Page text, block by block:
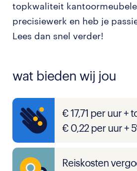
topkwaliteit
precisiewerk en heb je
Lees dan snel verder!
wat bieden wij jou
€ 17,71 per uur +
€ 0,22 per uur +
Reiskosten